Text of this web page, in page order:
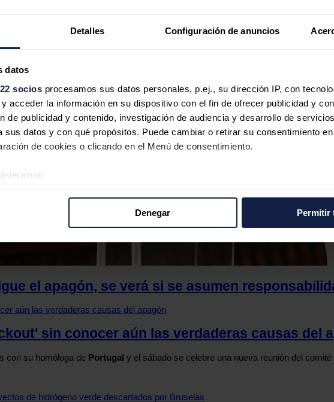
Detalles Configuración de anuncios
datos
socios procesamos sus datos personales, p.ej., su dirección IP, con
acceder la información en su dispositivo con el fin de ofrecer publicidad y
de publicidad y contenido, investigación de audiencia y desarrollo de
sus datos y con qué propósitos. Puede cambiar o retirar su consentimiento
de cookies o clicando en el Menú de consentimiento.
se usan para personalizar el contenido y los anuncios, ofrecer funciones
compartimos información sobre el uso que haga del sitio web con
y análisis web, quienes pueden combinarla con otra información que les
del uso que haya hecho de sus servicios.
Denegar Permitir
el apagón, se verá si se asumen
sin conocer aún las verdaderas causas del
con su homóloga de Portugal y el sábado se celebre una nueva reunión del